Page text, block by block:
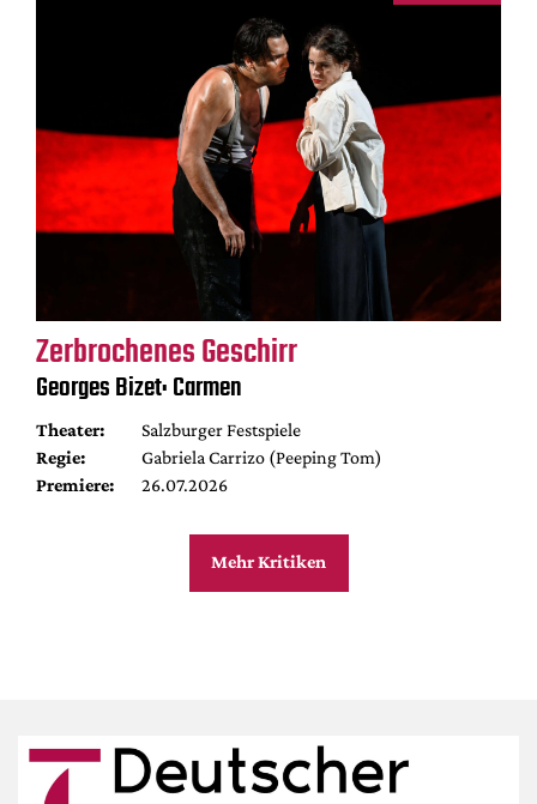
Zerbrochenes Geschirr
Georges Bizet: Carmen
Theater:
Salzburger Festspiele
Regie:
Gabriela Carrizo (Peeping Tom)
Premiere:
26.07.2026
Mehr Kritiken